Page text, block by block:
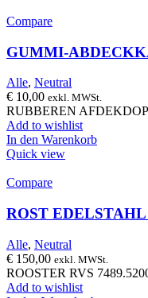
Compare
GUMMI-
Alle, Neutral
€ 10,00 exkl. MWSt.
RUBBEREN
Add to wishlist
In den Warenkorb
Quick view
Compare
ROST EDELSTAHL
Alle, Neutral
€ 150,00 exkl. MWSt.
ROOSTER RVS
Add to wishlist